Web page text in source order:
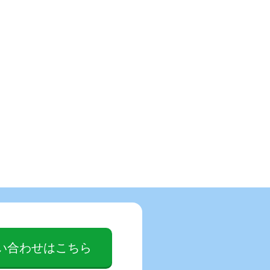
合わせはこちら